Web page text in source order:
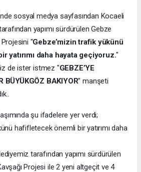
sosyal medya sayfasından Kocaeli
yapımı sürdürülen Gebze
"Gebze’mizin trafik yükünü
yatırımı daha hayata geçiyoruz."
de ister istmez "GEBZE’YE
BÜYÜKGÖZ BAKIYOR" manşeti
şu ifadelere yer verdi;
hafifletecek önemli bir yatırımı daha
tarafından yapımı sürdürülen
Projesi ile 2 yeni altgeçit ve 4